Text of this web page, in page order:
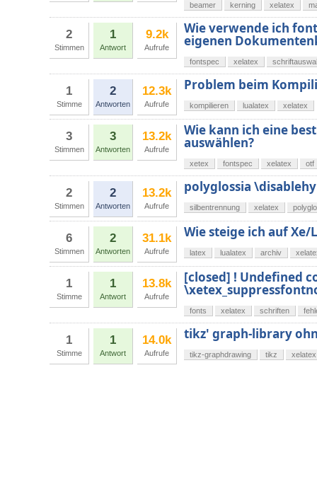
beamer kerning xelatex
2
Stimmen
1
Antwort
9.2k
Aufrufe
Wie verwende ich
eigenen
fontspec xelatex
1
Stimme
2
Antworten
12.3k
Aufrufe
Problem beim
kompilieren lualatex xelatex
3
Stimmen
3
Antworten
13.2k
Aufrufe
Wie kann ich eine
auswählen?
xetex fontspec xelatex otf
2
Stimmen
2
Antworten
13.2k
Aufrufe
polyglossia
silbentrennung xelatex
6
Stimmen
2
Antworten
31.1k
Aufrufe
Wie steige ich auf Xe/
latex lualatex archiv
1
Stimme
1
Antwort
13.8k
Aufrufe
[closed] ! Undefined
fonts xelatex schriften
1
Stimme
1
Antwort
14.0k
Aufrufe
tikz' graph-library
tikz-graphdrawing tikz xelatex